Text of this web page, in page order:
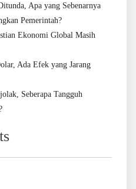
Apa yang Sebenarnya
Pemerintah?
Ekonomi Global Masih
Ada Efek yang Jarang
Seberapa Tangguh